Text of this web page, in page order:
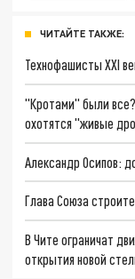
ЧИТАЙТЕ ТАКЖЕ:
Технофашисты XXI
"Кротами" были
охотятся "живые
Александр Осипов:
Глава Союза
В Чите ограничат
открытия новой